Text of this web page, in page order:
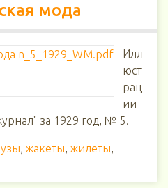
мода
Илл
юст
рац
ии
за 1929 год, № 5.
, жакеты, жилеты,